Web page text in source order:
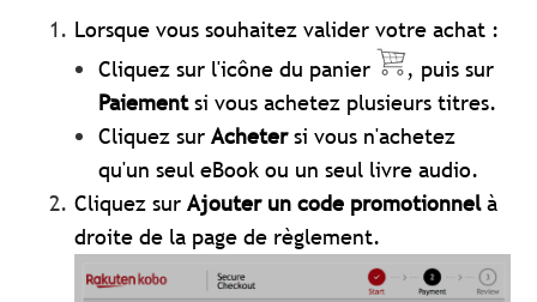
Lorsque vous souhaitez valider votre achat :
Cliquez sur l'icône du panier
, puis sur
Paiementsi vous achetez plusieurs titres.
Cliquez surAchetersi vous n'achetez
qu'un seul eBook ou un seul livre audio.
Cliquez surAjouter un code promotionnelà
droite de la page de règlement.